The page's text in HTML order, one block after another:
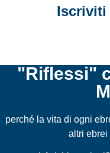
Iscriviti
"Riflessi"
perché la vita di ogni
altri ebrei